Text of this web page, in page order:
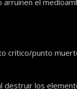
el
crítico/punto
destruir los